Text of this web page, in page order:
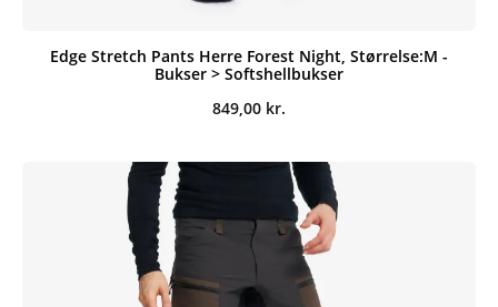
Edge Stretch Pants Herre Forest Night, Størrelse:M -
Bukser > Softshellbukser
849,00 kr.